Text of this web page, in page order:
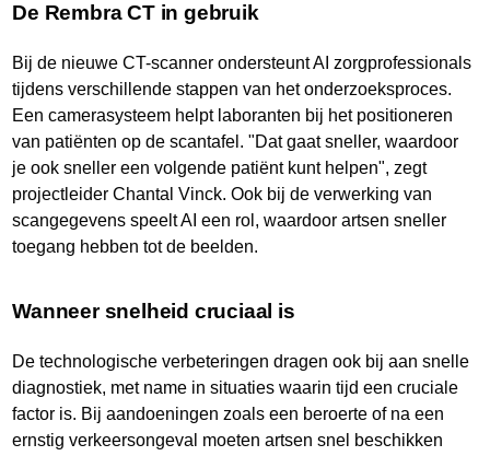
De Rembra CT in gebruik
Bij de nieuwe CT-scanner ondersteunt AI zorgprofessionals
tijdens verschillende stappen van het onderzoeksproces.
Een camerasysteem helpt laboranten bij het positioneren
van patiënten op de scantafel. "Dat gaat sneller, waardoor
je ook sneller een volgende patiënt kunt helpen", zegt
projectleider Chantal Vinck. Ook bij de verwerking van
scangegevens speelt AI een rol, waardoor artsen sneller
toegang hebben tot de beelden.
Wanneer snelheid cruciaal is
De technologische verbeteringen dragen ook bij aan snelle
diagnostiek, met name in situaties waarin tijd een cruciale
factor is. Bij aandoeningen zoals een beroerte of na een
ernstig verkeersongeval moeten artsen snel beschikken